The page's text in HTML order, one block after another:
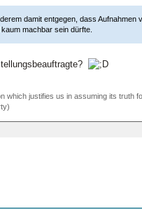
damit entgegen, dass
machbar sein dürfte.
justifies us in assuming its truth